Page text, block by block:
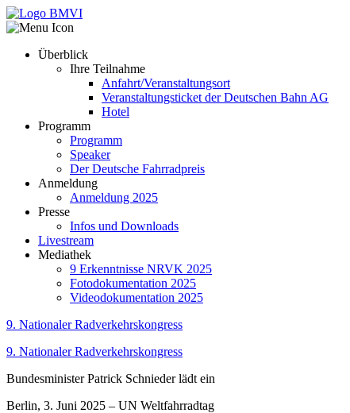
Überblick
Ihre Teilnahme
Anfahrt/Veranstaltungsort
Veranstaltungsticket der Deutschen Bahn AG
Hotel
Programm
Programm
Speaker
Der Deutsche Fahrradpreis
Anmeldung
Anmeldung 2025
Presse
Infos und Downloads
Livestream
Mediathek
9 Erkenntnisse NRVK 2025
Fotodokumentation 2025
Videodokumentation 2025
9. Nationaler Radverkehrskongress
9. Nationaler Radverkehrskongress
Bundesminister Patrick Schnieder lädt ein
Berlin, 3. Juni 2025 – UN Weltfahrradtag